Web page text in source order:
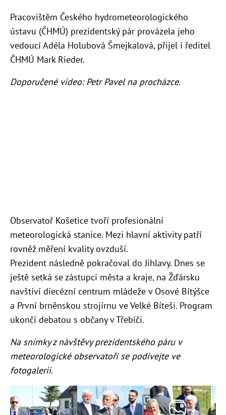
Pracovištěm Českého hydrometeorologického
ústavu (ČHMÚ) prezidentský pár provázela jeho
vedoucí Adéla Holubová Šmejkalová, přijel i ředitel
ČHMÚ Mark Rieder.
Doporučené video: Petr Pavel na procházce.
Observatoř Košetice tvoří profesionální
meteorologická stanice. Mezi hlavní aktivity patří
rovněž měření kvality ovzduší.
Prezident následně pokračoval do Jihlavy. Dnes se
ještě setká se zástupci města a kraje, na Žďársku
navštíví diecézní centrum mládeže v Osové Bítýšce
a První brněnskou strojírnu ve Velké Bíteši. Program
ukončí debatou s občany v Třebíči.
Na snímky z návštěvy prezidentského páru v
meteorologické observatoři se podívejte ve
fotogalerii.